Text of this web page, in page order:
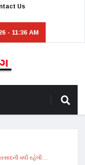
Us
- 11:36 AM
વધી રહેલી…